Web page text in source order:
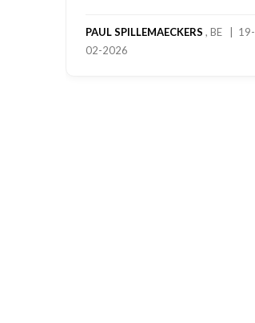
PAUL SPILLEMAECKERS , BE | 19-
02-2026